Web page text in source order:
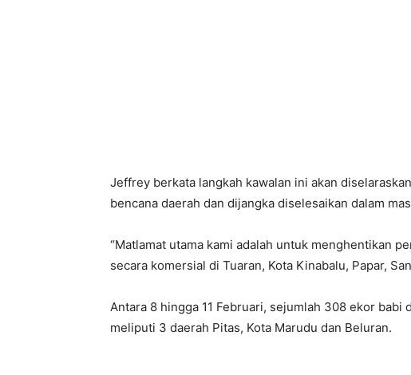
Jeffrey berkata langkah kawalan ini akan
bencana daerah dan dijangka diselesaikan dalam
“Matlamat utama kami adalah untuk menghentikan
secara komersial di Tuaran, Kota Kinabalu, Papar,
Antara 8 hingga 11 Februari, sejumlah 308 ekor babi
meliputi 3 daerah Pitas, Kota Marudu dan Beluran.